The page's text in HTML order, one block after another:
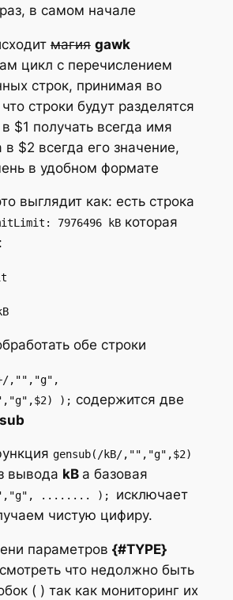
в самом начале
магия gawk
цикл с перечислением
строк, принимая во
строки будут разделятся
$1 получать всегда имя
$2 всегда его значение,
в удобном формате
выглядит как: есть строка
7976496 kBкоторая
обе строки
,"","g",
); содержится две
gensub(/kB/,"","g",$2)
вывода kB а базовая
........ ); исключает
чистую цифиру.
параметров {#TYPE}
что недолжно быть
( ) так как мониторинг их